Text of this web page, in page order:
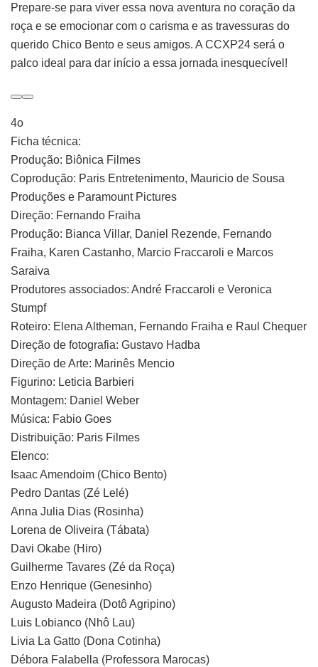
Prepare-se para viver essa nova aventura no coração da
roça e se emocionar com o carisma e as travessuras do
querido Chico Bento e seus amigos. A CCXP24 será o
palco ideal para dar início a essa jornada inesquecível!
4o
Ficha técnica:
Produção: Biônica Filmes
Coprodução: Paris Entretenimento, Mauricio de Sousa
Produções e Paramount Pictures
Direção: Fernando Fraiha
Produção: Bianca Villar, Daniel Rezende, Fernando
Fraiha, Karen Castanho, Marcio Fraccaroli e Marcos
Saraiva
Produtores associados: André Fraccaroli e Veronica
Stumpf
Roteiro: Elena Altheman, Fernando Fraiha e Raul Chequer
Direção de fotografia: Gustavo Hadba
Direção de Arte: Marinês Mencio
Figurino: Leticia Barbieri
Montagem: Daniel Weber
Música: Fabio Goes
Distribuição: Paris Filmes
Elenco:
Isaac Amendoim (Chico Bento)
Pedro Dantas (Zé Lelé)
Anna Julia Dias (Rosinha)
Lorena de Oliveira (Tábata)
Davi Okabe (Hiro)
Guilherme Tavares (Zé da Roça)
Enzo Henrique (Genesinho)
Augusto Madeira (Dotô Agripino)
Luis Lobianco (Nhô Lau)
Livia La Gatto (Dona Cotinha)
Débora Falabella (Professora Marocas)